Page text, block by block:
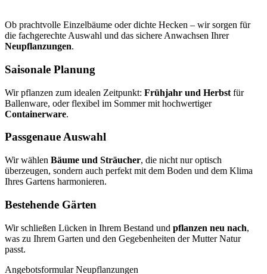
Ob prachtvolle Einzelbäume oder dichte Hecken – wir sorgen für
die fachgerechte Auswahl und das sichere Anwachsen Ihrer
Neupflanzungen.
Saisonale Planung
Wir pflanzen zum idealen Zeitpunkt: Frühjahr und Herbst für
Ballenware, oder flexibel im Sommer mit hochwertiger
Containerware.
Passgenaue Auswahl
Wir wählen Bäume und Sträucher, die nicht nur optisch
überzeugen, sondern auch perfekt mit dem Boden und dem Klima
Ihres Gartens harmonieren.
Bestehende Gärten
Wir schließen Lücken in Ihrem Bestand und pflanzen neu nach,
was zu Ihrem Garten und den Gegebenheiten der Mutter Natur
passt.
Angebotsformular Neupflanzungen